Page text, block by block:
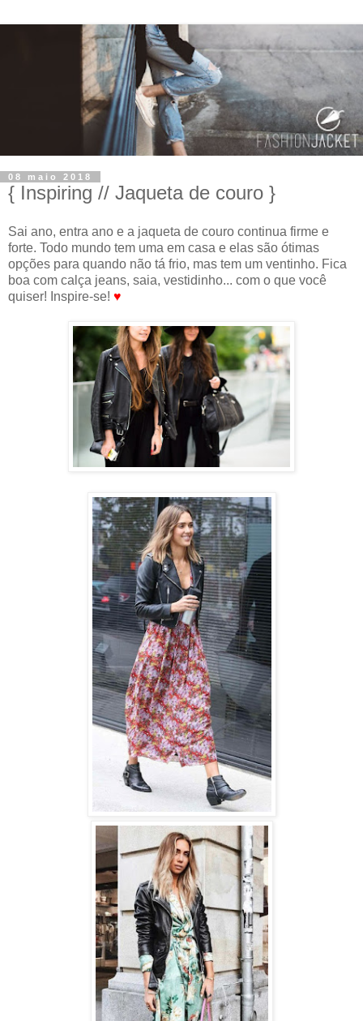
08 maio 2018
{ Inspiring // Jaqueta de couro }
Sai ano, entra ano e a jaqueta de couro continua firme e
forte. Todo mundo tem uma em casa e elas são ótimas
opções para quando não tá frio, mas tem um ventinho. Fica
boa com calça jeans, saia, vestidinho... com o que você
quiser! Inspire-se! ♥